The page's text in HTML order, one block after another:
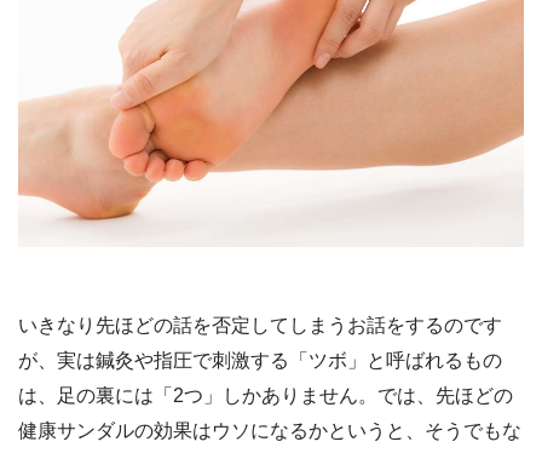
いきなり先ほどの話を否定してしまうお話をするのです
が、実は鍼灸や指圧で刺激する「ツボ」と呼ばれるもの
は、足の裏には「2つ」しかありません。では、先ほどの
健康サンダルの効果はウソになるかというと、そうでもな